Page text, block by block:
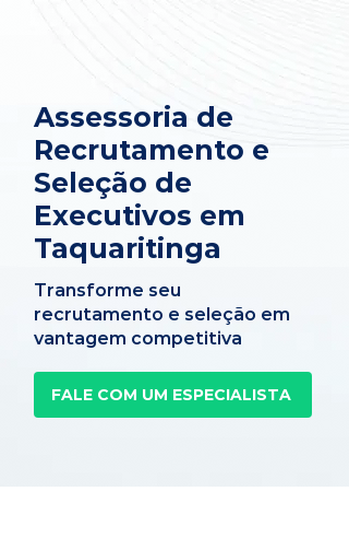
Assessoria de
Recrutamento e
Seleção de
Executivos em
Taquaritinga
Transforme seu
recrutamento e seleção em
vantagem competitiva
FALE COM UM ESPECIALISTA